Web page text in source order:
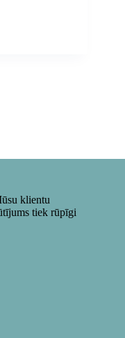
klientu
tiek rūpīgi